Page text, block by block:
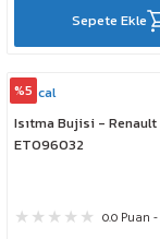
Sepete Ekle
%5
Rescal
Isıtma Bujisi -
ET096032
0.0 Puan